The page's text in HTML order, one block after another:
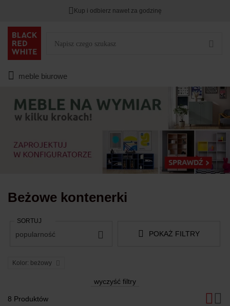
HITY DNIA przy zapisie na Newsletter.
Kup i odbierz nawet za godzinę
meble biurowe
Beżowe kontenerki
8 Produktów
POKAŻ FILTRY
Kolor: beżowy
wyczyść filtry
SORTUJ
popularność